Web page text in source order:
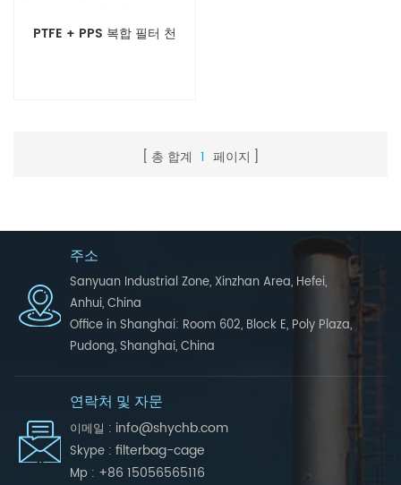
PTFE + PPS 복합 필터 천
총 합계 1 페이지
주소
Sanyuan Industrial Zone, Xinzhan Area, Hefei,
Anhui, China
Office in Shanghai: Room 602, Block E, Poly Plaza,
Pudong, Shanghai, China
연락처 및 자문
이메일 : info@shychb.com
Skype : filterbag-cage
Mp : +86 15056565116